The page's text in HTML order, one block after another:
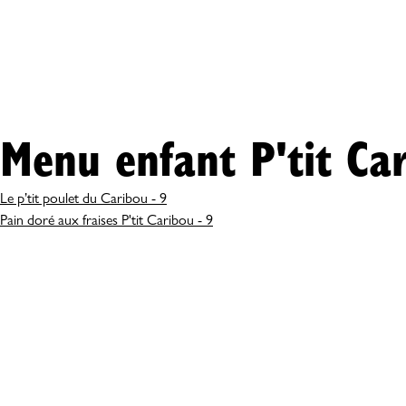
Menu enfant P'tit
Le p’tit poulet du Caribou - 9
Pain doré aux fraises P'tit Caribou - 9